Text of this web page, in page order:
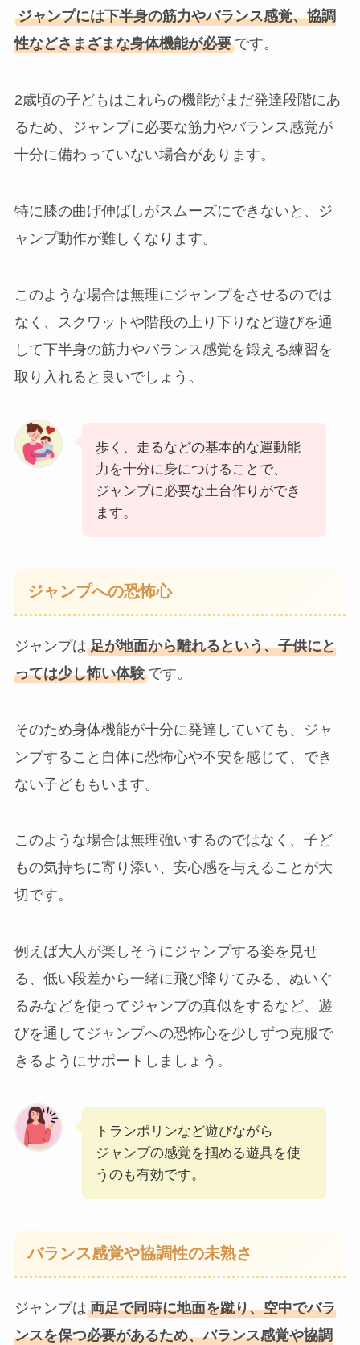
ジャンプには下半身の筋力やバランス感覚、協調
性などさまざまな身体機能が必要 です。
2歳頃の子どもはこれらの機能がまだ発達段階にあ
るため、ジャンプに必要な筋力やバランス感覚が
十分に備わっていない場合があります。
特に膝の曲げ伸ばしがスムーズにできないと、ジ
ャンプ動作が難しくなります。
このような場合は無理にジャンプをさせるのでは
なく、スクワットや階段の上り下りなど遊びを通
して下半身の筋力やバランス感覚を鍛える練習を
取り入れると良いでしょう。
歩く、走るなどの基本的な運動能
力を十分に身につけることで、
ジャンプに必要な土台作りができ
ます。
ジャンプへの恐怖心
ジャンプは 足が地面から離れるという、子供にと
っては少し怖い体験 です。
そのため身体機能が十分に発達していても、ジャ
ンプすること自体に恐怖心や不安を感じて、でき
ない子どももいます。
このような場合は無理強いするのではなく、子ど
もの気持ちに寄り添い、安心感を与えることが大
切です。
例えば大人が楽しそうにジャンプする姿を見せ
る、低い段差から一緒に飛び降りてみる、ぬいぐ
るみなどを使ってジャンプの真似をするなど、遊
びを通してジャンプへの恐怖心を少しずつ克服で
きるようにサポートしましょう。
トランポリンなど遊びながら
ジャンプの感覚を掴める遊具を使
うのも有効です。
バランス感覚や協調性の未熟さ
ジャンプは 両足で同時に地面を蹴り、空中でバラ
ンスを保つ必要があるため、バランス感覚や協調